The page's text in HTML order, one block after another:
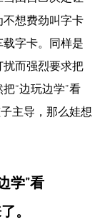
想费劲叫字卡
字卡。同样是
而强烈要求把
“边玩边学”看
主导，那么娃想
学”看
。